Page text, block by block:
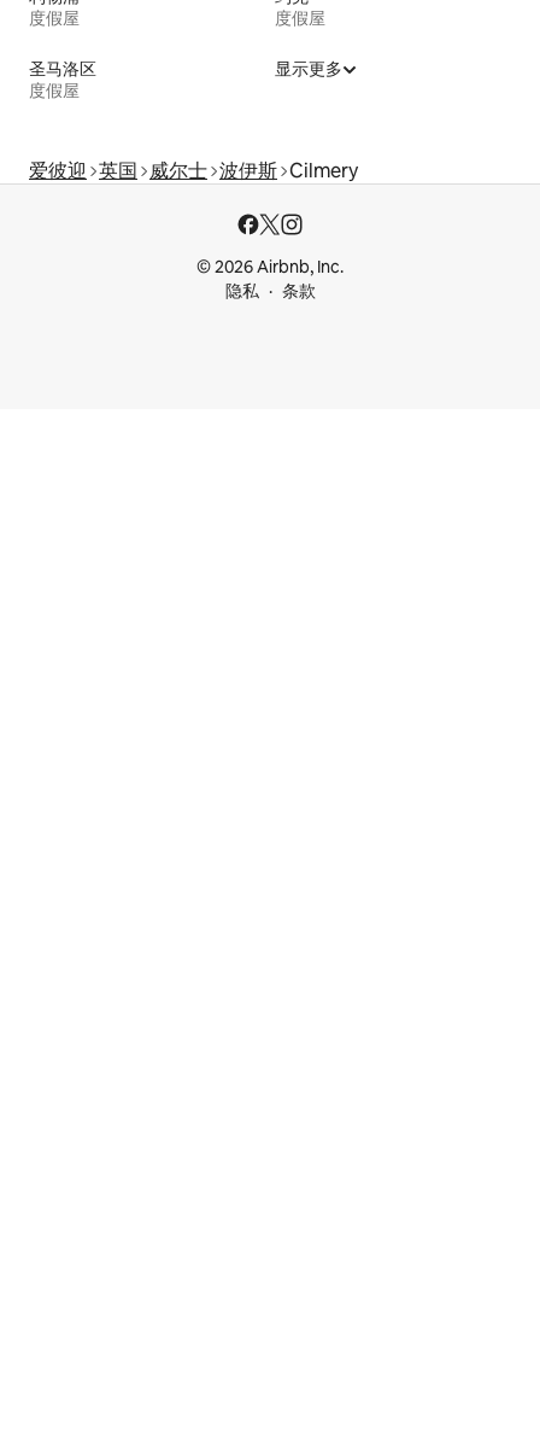
度假屋
度假屋
圣马洛区
度假屋
显示更多
爱彼迎 英国 威尔士 波伊斯 Cilmery
© 2026 Airbnb, Inc.
隐私
条款